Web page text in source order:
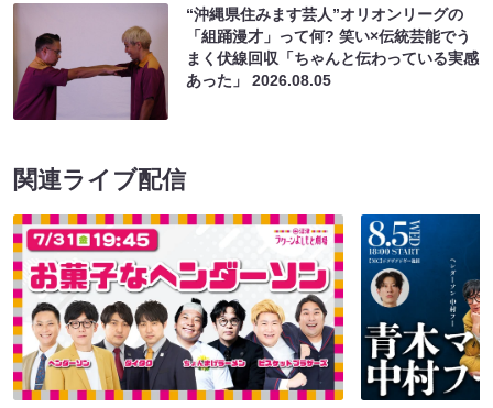
“沖縄県住みます芸人”オリオンリーグの
「組踊漫才」って何? 笑い×伝統芸能でう
まく伏線回収「ちゃんと伝わっている実感
あった」2026.08.05
関連ライブ配信